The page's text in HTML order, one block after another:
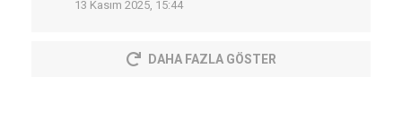
13 Kasım 2025, 15:44
DAHA FAZLA GÖSTER